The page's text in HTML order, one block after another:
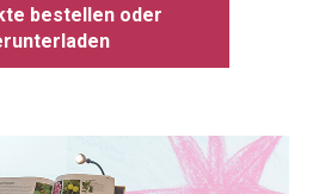
bestellen oder